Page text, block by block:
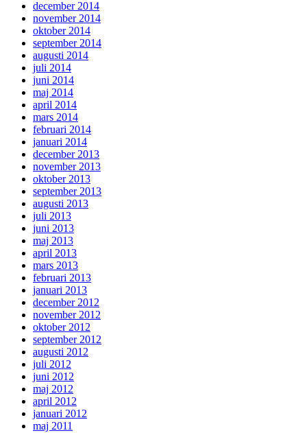
december 2014
november 2014
oktober 2014
september 2014
augusti 2014
juli 2014
juni 2014
maj 2014
april 2014
mars 2014
februari 2014
januari 2014
december 2013
november 2013
oktober 2013
september 2013
augusti 2013
juli 2013
juni 2013
maj 2013
april 2013
mars 2013
februari 2013
januari 2013
december 2012
november 2012
oktober 2012
september 2012
augusti 2012
juli 2012
juni 2012
maj 2012
april 2012
januari 2012
maj 2011